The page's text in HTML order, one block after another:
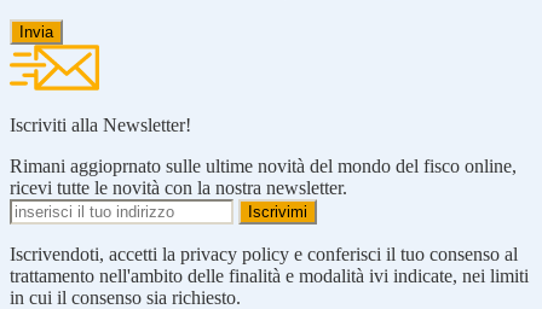
Iscriviti alla Newsletter!
Rimani aggioprnato sulle ultime novità del mondo del fisco online,
ricevi tutte le novità con la nostra newsletter.
Iscrivendoti, accetti la privacy policy e conferisci il tuo consenso al
trattamento nell'ambito delle finalità e modalità ivi indicate, nei limiti
in cui il consenso sia richiesto.